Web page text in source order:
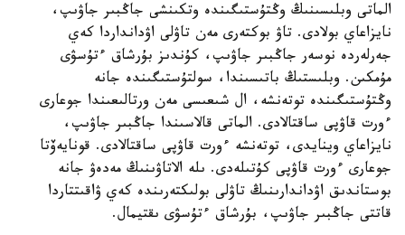
الماتى وبلىسىنىڭ وڭتۇستىگىندە وتكىنشى جاڭبىر جاۋىپ،
نايزاعاي بولادى. تاۋ بوكتەرى مەن تاۋلى اۋدانداردا كەي
جەرلەردە نوسەر جاڭبىر جاۋىپ، كۇندىز بۇرشاق ءتۇسۋى
مۇمكىن. وبلىستىڭ باتىسىندا، سولتۇستىگىندە جانە
وڭتۇستىگىندە توتەنشە، ال شىعىسى مەن ورتالىعىندا جوعارى
ءورت قاۋپى ساقتالادى. الماتى قالاسىندا جاڭبىر جاۋىپ،
نايزاعاي وينايدى، توتەنشە ءورت قاۋپى ساقتالادى. قونايەۆتا
جوعارى ءورت قاۋپى كۇتىلەدى. ىلە الاتاۋىنىڭ مەدەۋ جانە
بوستاندىق اۋداندارىنىڭ تاۋلى بولىكتەرىندە كەي ۋاقىتتاردا
قاتتى جاڭبىر جاۋىپ، بۇرشاق ءتۇسۋى ىقتيمال.